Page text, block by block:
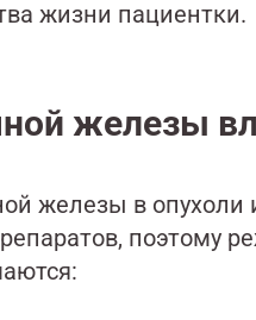
жизни пациентки.
железы
железы в
поэтому